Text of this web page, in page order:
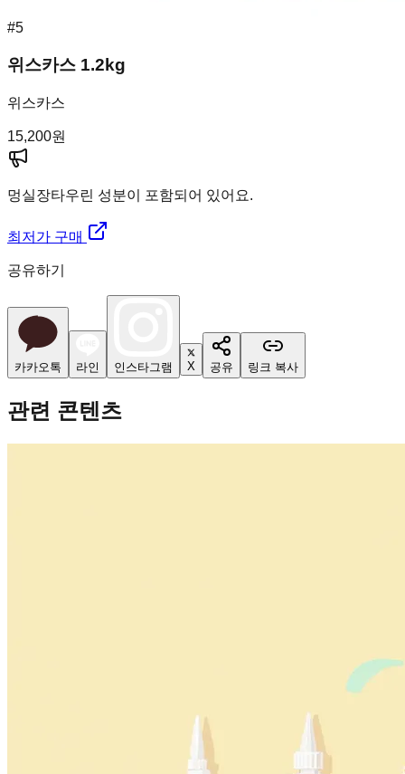
#5
위스카스 1.2kg
위스카스
15,200원
멍실장타우린 성분이 포함되어 있어요.
최저가 구매
공유하기
카카오톡 라인 인스타그램 X 공유 링크 복사
관련 콘텐츠